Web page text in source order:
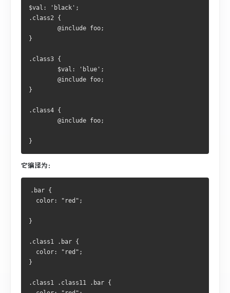
$val: 'black';
.class2 {
        @include foo;
}
.class3 {
        $val: 'blue';
        @include foo;
}
.class4 {
        @include foo;
}
它编译为：
.bar {
  color: "red";
}
.class1 .bar {
  color: "red";
}
.class1 .class11 .bar {